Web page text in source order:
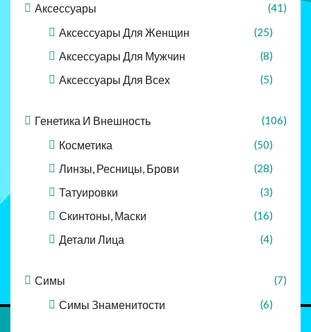
Аксессуары (41)
Аксессуары Для Женщин (25)
Аксессуары Для Мужчин (8)
Аксессуары Для Всех (5)
Генетика И Внешность (106)
Косметика (50)
Линзы, Ресницы, Брови (28)
Татуировки (3)
Скинтоны, Маски (16)
Детали Лица (4)
Симы (7)
Симы Знаменитости (6)